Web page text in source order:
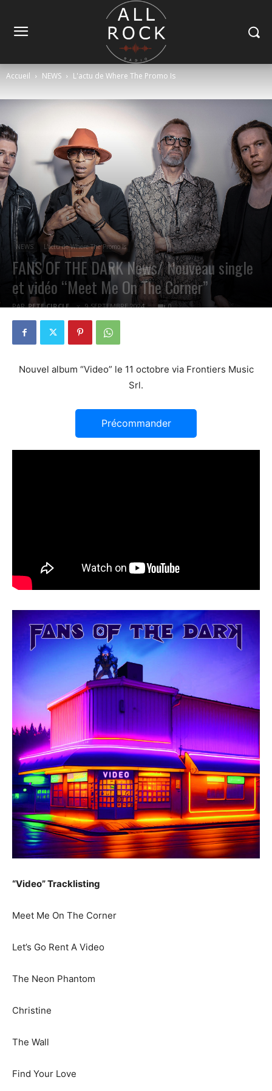
Accueil NEWS L'actu de Where The Promo Is
NEWS L'actu de Where The Promo Is
FANS OF THE DARK News/ Nouveau single
et vidéo “Meet Me On The Corner”
PAR PETE CIRCLE 9 SEPTEMBRE 2024 0
Nouvel album “Video” le 11 octobre via Frontiers Music
Srl.
Précommander
“Video” Tracklisting
Meet Me On The Corner
Let’s Go Rent A Video
The Neon Phantom
Christine
The Wall
Find Your Love